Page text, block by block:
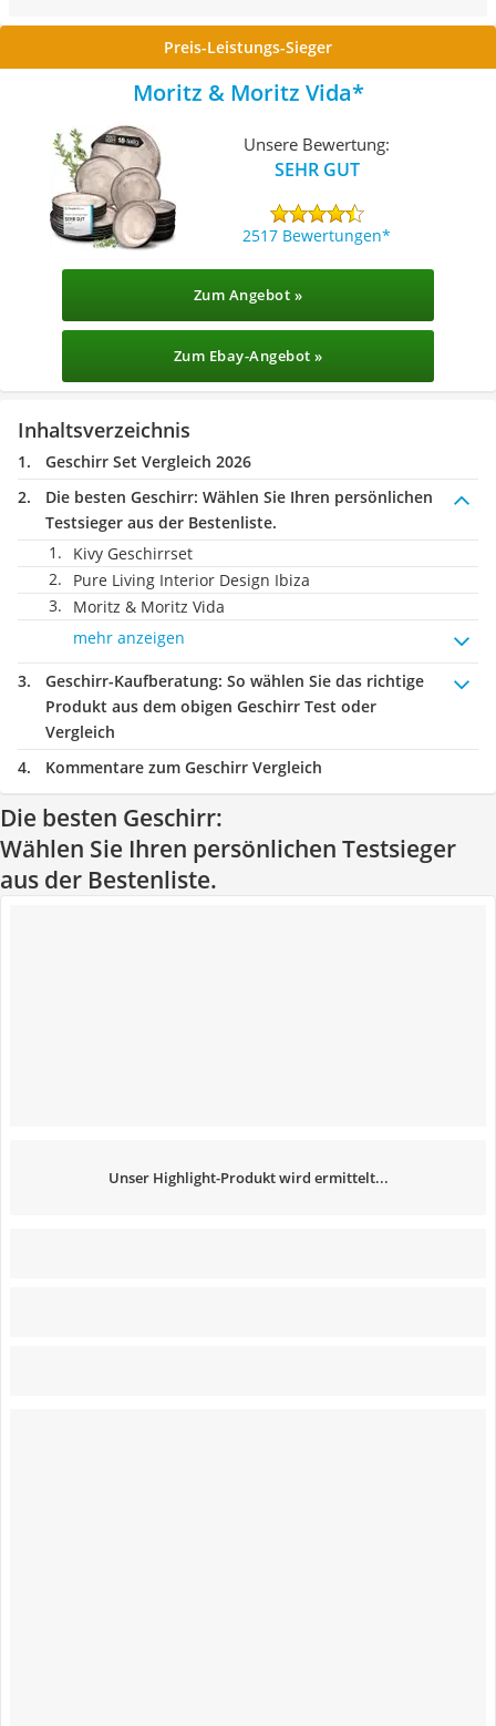
Preis-Leistungs-Sieger
Moritz & Moritz Vida
Unsere Bewertung:
SEHR GUT
2517 Bewertungen
Zum Angebot »
Zum Ebay-Angebot »
Inhaltsverzeichnis
Geschirr Set Vergleich 2026
Die besten Geschirr: Wählen Sie Ihren persönlichen
Testsieger aus der Bestenliste.
Kivy Geschirrset
Pure Living Interior Design Ibiza
Moritz & Moritz Vida
mehr anzeigen
Geschirr-Kaufberatung: So wählen Sie das richtige
Produkt aus dem obigen Geschirr Test oder
Vergleich
Kommentare zum Geschirr Vergleich
Die besten Geschirr:
Wählen Sie Ihren persönlichen Testsieger
aus der Bestenliste.
Unser Highlight-Produkt wird ermittelt...